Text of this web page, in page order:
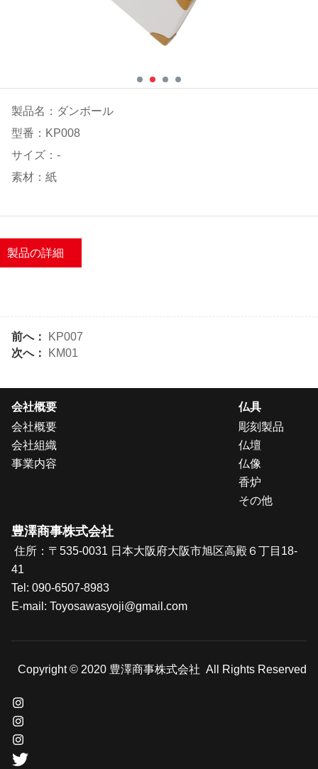
製品名：ダンボール
型番：KP008
サイズ：-
素材：紙
製品の詳細
前へ：
KP007
次へ：
KM01
会社概要
会社概要
会社組織
事業内容
仏具
彫刻製品
仏壇
仏像
香炉
その他
豊澤商事株式会社
住所：〒535-0031 日本大阪府大阪市旭区高殿６丁目18-
41
Tel: 090-6507-8983
E-mail: Toyosawasyoji@gmail.com
Copyright © 2020 豊澤商事株式会社 All Rights Reserved